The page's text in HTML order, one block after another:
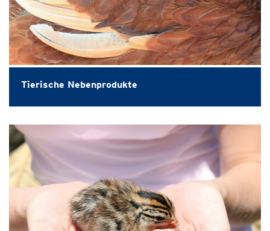
Tierische Nebenprodukte